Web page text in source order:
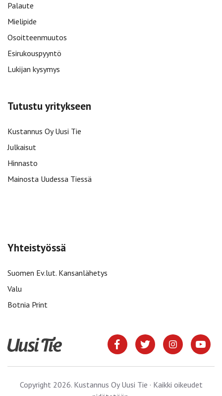
Palaute
Mielipide
Osoitteenmuutos
Esirukouspyyntö
Lukijan kysymys
Tutustu yritykseen
Kustannus Oy Uusi Tie
Julkaisut
Hinnasto
Mainosta Uudessa Tiessä
Yhteistyössä
Suomen Ev.lut. Kansanlähetys
Valu
Botnia Print
Copyright 2026. Kustannus Oy Uusi Tie · Kaikki oikeudet